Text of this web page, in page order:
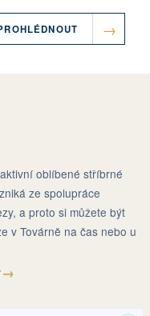
oblíbené stříbrné
ze spolupráce
a proto si můžete být
v Továrně na čas nebo u
→